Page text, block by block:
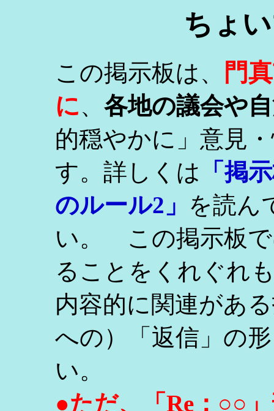
ちょ
この掲示板は、
門
に、 各地の議会や
的穏やかに」意見
す。詳しくは
「掲
のルール2」 を読ん
い。 この掲示板で
ることをくれぐれ
内容的に関連があ
への）「返信」の
い。
●ただ、「Re：○○